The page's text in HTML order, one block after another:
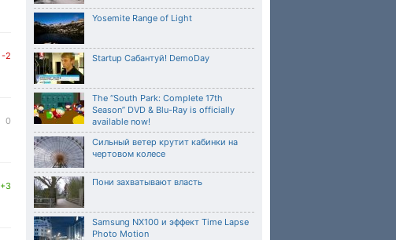
Yosemite Range of Light
Startup Сабантуй! DemoDay
The “South Park: Complete 17th
Season” DVD & Blu-Ray is officially
available now!
Сильный ветер крутит кабинки на
чертовом колесе
Пони захватывают власть
Samsung NX100 и эффект Time Lapse
Photo Motion
-2
0
+3